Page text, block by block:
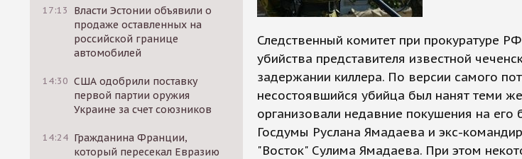
17:13
Власти Эстонии объявили о
продаже оставленных на
российской границе
автомобилей
14:30 США одобрили поставку
первой партии оружия
Украине за счет союзников
14:24 Гражданина Франции,
который пересекал Евразию
Следственный комитет при прокуратуре
убийства представителя известной
задержании киллера. По версии самого
несостоявшийся убийца был нанят теми
организовали недавние покушения на его
Госдумы Руслана Ямадаева и экс-
"Восток" Сулима Ямадаева. При этом